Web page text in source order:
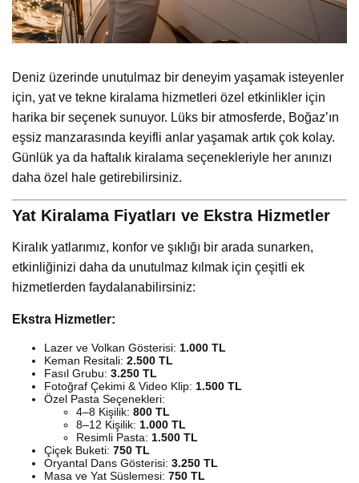
Deniz üzerinde unutulmaz bir deneyim yaşamak isteyenler
için, yat ve tekne kiralama hizmetleri özel etkinlikler için
harika bir seçenek sunuyor. Lüks bir atmosferde, Boğaz’ın
eşsiz manzarasında keyifli anlar yaşamak artık çok kolay.
Günlük ya da haftalık kiralama seçenekleriyle her anınızı
daha özel hale getirebilirsiniz.
Yat Kiralama Fiyatları ve Ekstra Hizmetler
Kiralık yatlarımız, konfor ve şıklığı bir arada sunarken,
etkinliğinizi daha da unutulmaz kılmak için çeşitli ek
hizmetlerden faydalanabilirsiniz:
Ekstra Hizmetler:
Lazer ve Volkan Gösterisi: 1.000 TL
Keman Resitali: 2.500 TL
Fasıl Grubu: 3.250 TL
Fotoğraf Çekimi & Video Klip: 1.500 TL
Özel Pasta Seçenekleri:
4–8 Kişilik: 800 TL
8–12 Kişilik: 1.000 TL
Resimli Pasta: 1.500 TL
Çiçek Buketi: 750 TL
Oryantal Dans Gösterisi: 3.250 TL
Masa ve Yat Süslemesi: 750 TL